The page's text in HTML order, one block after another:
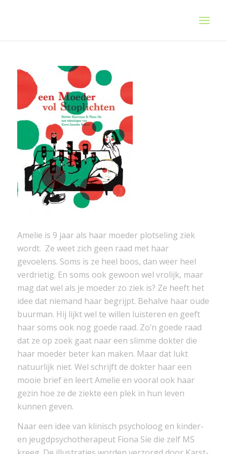
Amelie is 9 jaar als haar moeder plotseling ziek
wordt. Ze weet zich geen raad met haar
gevoelens. Soms is ze heel boos, dan weer heel
verdrietig. En soms ook gewoon wel vrolijk, maar
mag dat wel als je moeder zo ziek is? Ze heeft het
idee dat niemand haar begrijpt. Behalve haar oude
buurman. Hij lijkt wel te willen luisteren en geeft
haar soms ook nog goede raad. Zo’n goede raad
dat ze op zoek gaat naar een slimme dokter die
haar moeder beter kan maken. Maar dat lukt
natuurlijk niet. Wel schrijft de dokter haar een
mooie brief en leert Amelie en vooral ook haar
gezin hoe ze de ziekte een plek in hun leven
kunnen geven.
Naar een idee van klinisch psycholoog en kinder-
en jeugdpsychotherapeut Fiona Sie die zelf MS